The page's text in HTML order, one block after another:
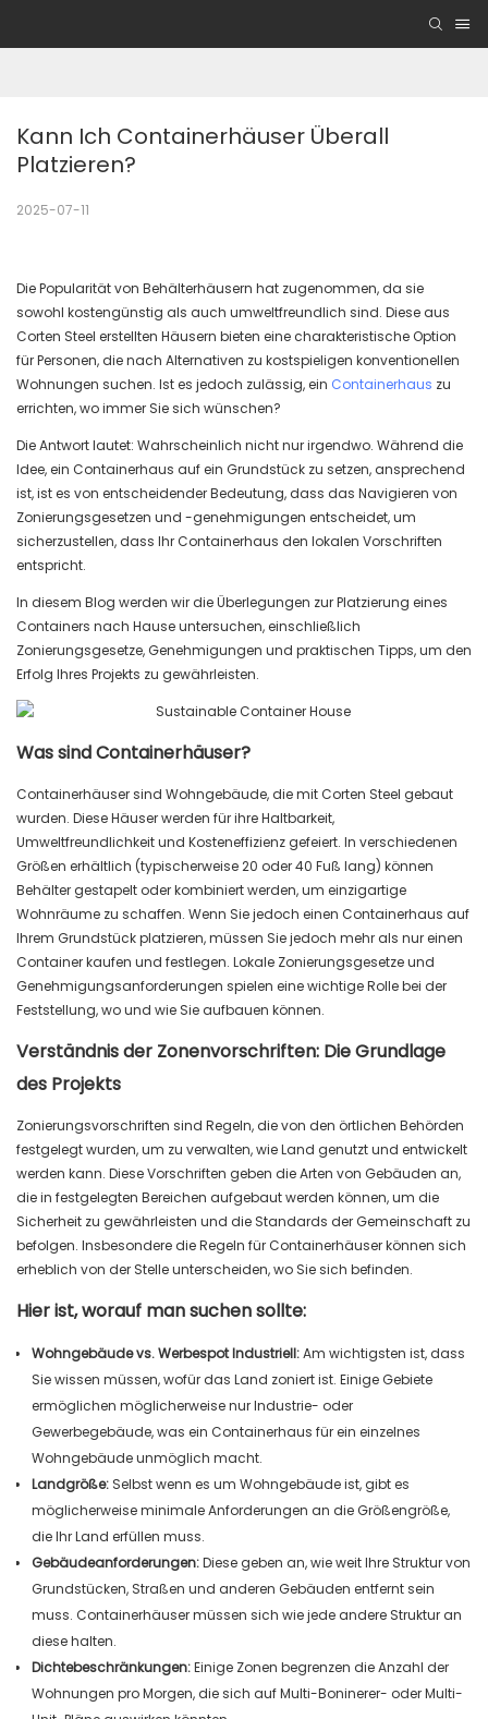
Kann Ich Containerhäuser Überall
Platzieren?
2025-07-11
Die Popularität von Behälterhäusern hat zugenommen, da sie
sowohl kostengünstig als auch umweltfreundlich sind. Diese aus
Corten Steel erstellten Häusern bieten eine charakteristische Option
für Personen, die nach Alternativen zu kostspieligen konventionellen
Wohnungen suchen. Ist es jedoch zulässig, ein Containerhaus zu
errichten, wo immer Sie sich wünschen?
Die Antwort lautet: Wahrscheinlich nicht nur irgendwo. Während die
Idee, ein Containerhaus auf ein Grundstück zu setzen, ansprechend
ist, ist es von entscheidender Bedeutung, dass das Navigieren von
Zonierungsgesetzen und -genehmigungen entscheidet, um
sicherzustellen, dass Ihr Containerhaus den lokalen Vorschriften
entspricht.
In diesem Blog werden wir die Überlegungen zur Platzierung eines
Containers nach Hause untersuchen, einschließlich
Zonierungsgesetze, Genehmigungen und praktischen Tipps, um den
Erfolg Ihres Projekts zu gewährleisten.
Was sind Containerhäuser?
Containerhäuser sind Wohngebäude, die mit Corten Steel gebaut
wurden. Diese Häuser werden für ihre Haltbarkeit,
Umweltfreundlichkeit und Kosteneffizienz gefeiert. In verschiedenen
Größen erhältlich (typischerweise 20 oder 40 Fuß lang) können
Behälter gestapelt oder kombiniert werden, um einzigartige
Wohnräume zu schaffen. Wenn Sie jedoch einen Containerhaus auf
Ihrem Grundstück platzieren, müssen Sie jedoch mehr als nur einen
Container kaufen und festlegen. Lokale Zonierungsgesetze und
Genehmigungsanforderungen spielen eine wichtige Rolle bei der
Feststellung, wo und wie Sie aufbauen können.
Verständnis der Zonenvorschriften: Die Grundlage
des Projekts
Zonierungsvorschriften sind Regeln, die von den örtlichen Behörden
festgelegt wurden, um zu verwalten, wie Land genutzt und entwickelt
werden kann. Diese Vorschriften geben die Arten von Gebäuden an,
die in festgelegten Bereichen aufgebaut werden können, um die
Sicherheit zu gewährleisten und die Standards der Gemeinschaft zu
befolgen. Insbesondere die Regeln für Containerhäuser können sich
erheblich von der Stelle unterscheiden, wo Sie sich befinden.
Hier ist, worauf man suchen sollte:
Wohngebäude vs. Werbespot Industriell:Am wichtigsten ist, dass
Sie wissen müssen, wofür das Land zoniert ist. Einige Gebiete
ermöglichen möglicherweise nur Industrie- oder
Gewerbegebäude, was ein Containerhaus für ein einzelnes
Wohngebäude unmöglich macht.
Landgröße: Selbst wenn es um Wohngebäude ist, gibt es
möglicherweise minimale Anforderungen an die Größengröße,
die Ihr Land erfüllen muss.
Gebäudeanforderungen:Diese geben an, wie weit Ihre Struktur von
Grundstücken, Straßen und anderen Gebäuden entfernt sein
muss. Containerhäuser müssen sich wie jede andere Struktur an
diese halten.
Dichtebeschränkungen:Einige Zonen begrenzen die Anzahl der
Wohnungen pro Morgen, die sich auf Multi-Boninerer- oder Multi-